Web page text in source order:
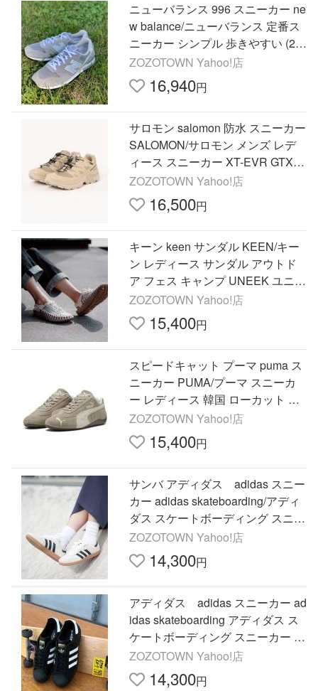
ニューバランス 996 スニーカー ne
w balance/ニューバランス 定番ス
ニーカー シンプル 歩きやすい (2
3〜28cm) CM996 レディース メン
ズ
ZOZOTOWN Yahoo!店
16,940円
サロモン salomon 防水 スニーカー
SALOMON/サロモン メンズ レデ
ィース スニーカー XT-EVR GTX M
L47714000 レディース
ZOZOTOWN Yahoo!店
16,500円
キーン keen サンダル KEEN/キー
ン レディース サンダル アウトド
ア フェス キャンプ UNEEK ユニー
ク 1018698/1014099 レディース
ZOZOTOWN Yahoo!店
15,400円
スピードキャット プーマ puma ス
ニーカー PUMA/プーマ スニーカ
ー レディース 韓国 ローカット 薄
底 SPEEDCAT ELEVATED W スピ
ードキャット 403619 01
ZOZOTOWN Yahoo!店
15,400円
サンバ アディダス adidas スニー
カー adidas skateboarding/アディ
ダス スケートボーディング スニー
カー SAMBA ADV サンバ 4212619
57 421261958 JR7108…
ZOZOTOWN Yahoo!店
14,300円
アディダス adidas スニーカー ad
idas skateboarding アディダス ス
ケートボーディング スニーカー S
UPERSTAR ADV スーパースター
GW6931/KI5732
ZOZOTOWN Yahoo!店
14,300円